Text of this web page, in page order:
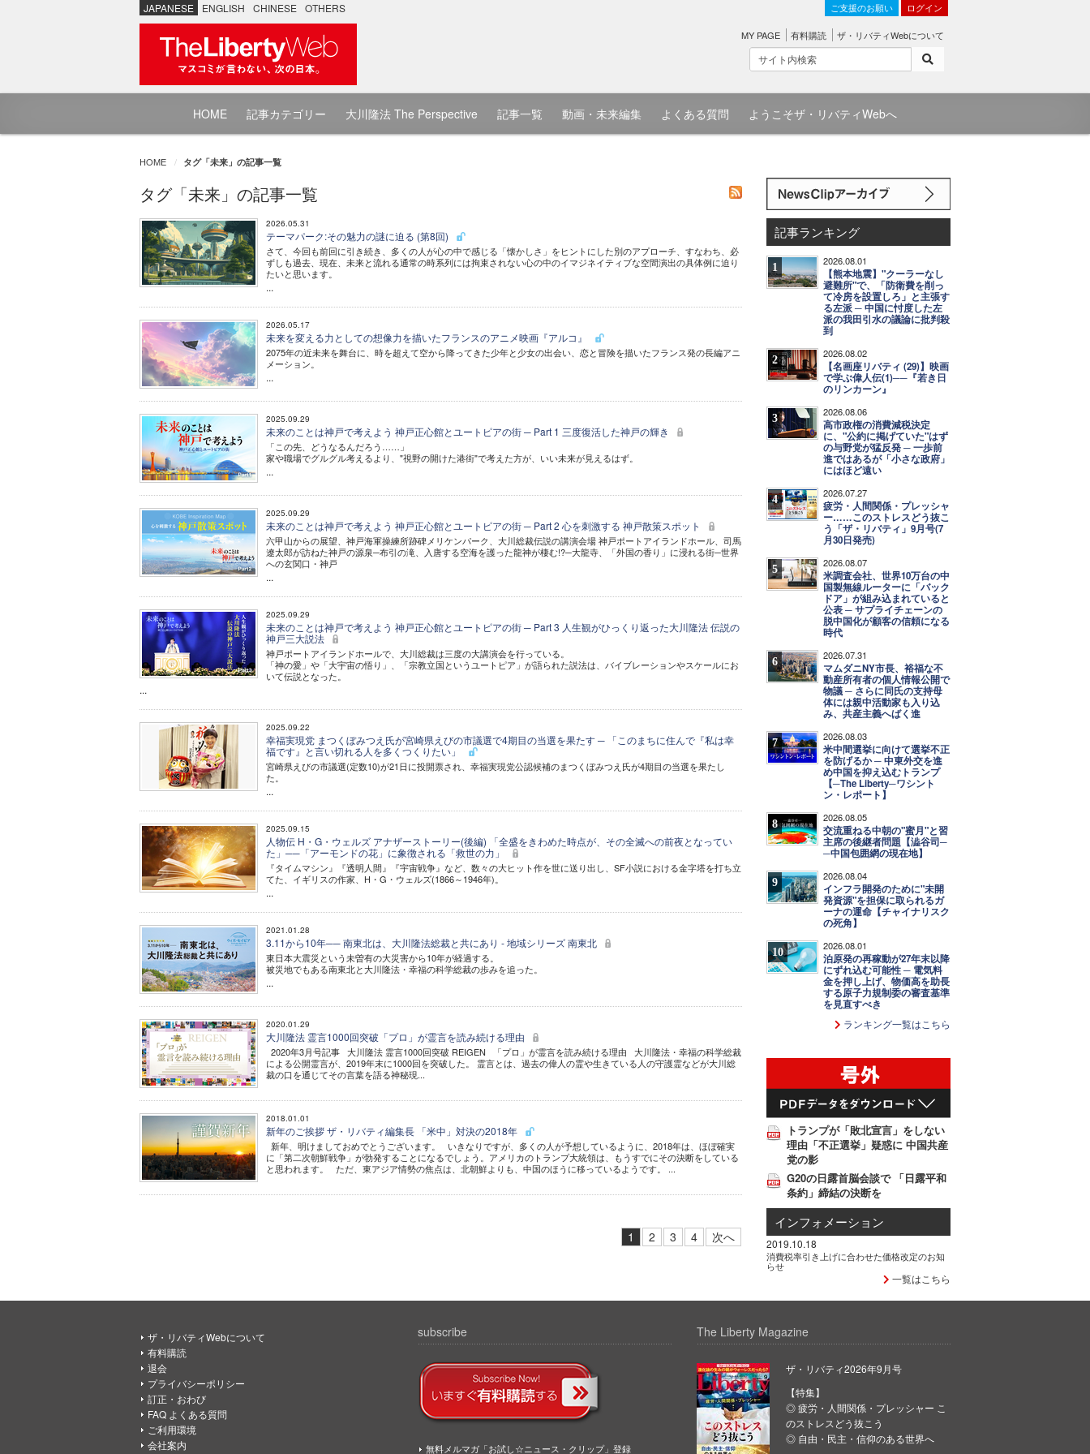
JAPANESE ENGLISH CHINESE OTHERS ご支援のお願い ログイン
MY PAGE 有料購読 ザ・リバティWebについて
HOME 記事カテゴリー 大川隆法 The Perspective 記事一覧 動画・未来編集 よくある質問 ようこそザ・リバティWebへ
HOME タグ「未来」の記事一覧
タグ「未来」の記事一覧
2026.05.31
テーマパーク:その魅力の謎に迫る (第8回)
さて、今回も前回に引き続き、多くの人が心の中で感じる「懐かしさ」をヒントにした別のアプローチ、すなわち、必
ずしも過去、現在、未来と流れる通常の時系列には拘束されない心の中のイマジネイティブな空間演出の具体例に迫り
たいと思います。
...
2026.05.17
未来を変える力としての想像力を描いたフランスのアニメ映画『アルコ』
2075年の近未来を舞台に、時を超えて空から降ってきた少年と少女の出会い、恋と冒険を描いたフランス発の長編アニ
メーション。
...
2025.09.29
未来のことは神戸で考えよう 神戸正心館とユートピアの街 ─ Part 1 三度復活した神戸の輝き
「この先、どうなるんだろう……」
家や職場でグルグル考えるより、"視野の開けた港街"で考えた方が、いい未来が見えるはず。
...
2025.09.29
未来のことは神戸で考えよう 神戸正心館とユートピアの街 ─ Part 2 心を刺激する 神戸散策スポット
六甲山からの展望、神戸海軍操練所跡碑メリケンパーク、大川総裁伝説の講演会場 神戸ポートアイランドホール、司馬
遼太郎が訪ねた神戸の源泉─布引の滝、入唐する空海を護った龍神が棲む!?─大龍寺、「外国の香り」に浸れる街─世界
への玄関口・神戸
...
2025.09.29
未来のことは神戸で考えよう 神戸正心館とユートピアの街 ─ Part 3 人生観がひっくり返った大川隆法 伝説の
神戸三大説法
神戸ポートアイランドホールで、大川総裁は三度の大講演会を行っている。
「神の愛」や「大宇宙の悟り」、「宗教立国というユートピア」が語られた説法は、バイブレーションやスケールにお
いて伝説となった。
...
2025.09.22
幸福実現党 まつくぼみつえ氏が宮崎県えびの市議選で4期目の当選を果たす ─ 「このまちに住んで『私は幸
福です』と言い切れる人を多くつくりたい」
宮崎県えびの市議選(定数10)が21日に投開票され、幸福実現党公認候補のまつくぼみつえ氏が4期目の当選を果たし
た。
...
2025.09.15
人物伝 H・G・ウェルズ アナザーストーリー(後編) 「全盛をきわめた時点が、その全滅への前夜となってい
た」──「アーモンドの花」に象徴される「救世の力」
『タイムマシン』『透明人間』『宇宙戦争』など、数々の大ヒット作を世に送り出し、SF小説における金字塔を打ち立
てた、イギリスの作家、H・G・ウェルズ(1866～1946年)。
...
2021.01.28
3.11から10年── 南東北は、大川隆法総裁と共にあり - 地域シリーズ 南東北
東日本大震災という未曽有の大災害から10年が経過する。
被災地でもある南東北と大川隆法・幸福の科学総裁の歩みを追った。
...
2020.01.29
大川隆法 霊言1000回突破「プロ」が霊言を読み続ける理由
2020年3月号記事 大川隆法 霊言1000回突破 REIGEN 「プロ」が霊言を読み続ける理由 大川隆法・幸福の科学総裁
による公開霊言が、2019年末に1000回を突破した。 霊言とは、過去の偉人の霊や生きている人の守護霊などが大川総
裁の口を通じてその言葉を語る神秘現...
2018.01.01
新年のご挨拶 ザ・リバティ編集長 「米中」対決の2018年
新年、明けましておめでとうございます。 いきなりですが、多くの人が予想しているように、2018年は、ほぼ確実
に「第二次朝鮮戦争」が勃発することになるでしょう。アメリカのトランプ大統領は、もうすでにその決断をしている
と思われます。 ただ、東アジア情勢の焦点は、北朝鮮よりも、中国のほうに移っているようです。 ...
1 2 3 4 次へ
記事ランキング
1 2026.08.01
【熊本地震】"クーラーなし
避難所"で、「防衛費を削っ
て冷房を設置しろ」と主張す
る左派 ─ 中国に忖度した左
派の我田引水の議論に批判殺
到
2 2026.08.02
【名画座リバティ (29)】映画
で学ぶ偉人伝(1)──『若き日
のリンカーン』
3 2026.08.06
高市政権の消費減税決定
に、"公約に掲げていた"はず
の与野党が猛反発 ─ 一歩前
進ではあるが「小さな政府」
にはほど遠い
4 2026.07.27
疲労・人間関係・プレッシャ
ー……このストレスどう抜こ
う「ザ・リバティ」9月号(7
月30日発売)
5 2026.08.07
米調査会社、世界10万台の中
国製無線ルーターに「バック
ドア」が組み込まれていると
公表 ─ サプライチェーンの
脱中国化が顧客の信頼になる
時代
6 2026.07.31
マムダニNY市長、裕福な不
動産所有者の個人情報公開で
物議 ─ さらに同氏の支持母
体には親中活動家も入り込
み、共産主義へばく進
7 2026.08.03
米中間選挙に向けて選挙不正
を防げるか ─ 中東外交を進
め中国を抑え込むトランプ
【─The Liberty─ワシント
ン・レポート】
8 2026.08.05
交流重ねる中朝の"蜜月"と習
主席の後継者問題【澁谷司─
─中国包囲網の現在地】
9 2026.08.04
インフラ開発のために"未開
発資源"を担保に取られるガ
ーナの運命【チャイナリスク
の死角】
10 2026.08.01
泊原発の再稼動が27年末以降
にずれ込む可能性 ─ 電気料
金を押し上げ、物価高を助長
する原子力規制委の審査基準
を見直すべき
ランキング一覧はこちら
トランプが「敗北宣言」をしない
理由「不正選挙」疑惑に 中国共産
党の影
G20の日露首脳会談で 「日露平和
条約」締結の決断を
インフォメーション
2019.10.18
消費税率引き上げに合わせた価格改定のお知
らせ
一覧はこちら
ザ・リバティWebについて
有料購読
退会
プライバシーポリシー
訂正・おわび
FAQ よくある質問
ご利用環境
会社案内
subscribe
無料メルマガ「お試し☆ニュース・クリップ」登録
The Liberty Magazine
ザ・リバティ2026年9月号
【特集】
◎ 疲労・人間関係・プレッシャー こ
のストレスどう抜こう
◎ 自由・民主・信仰のある世界へ